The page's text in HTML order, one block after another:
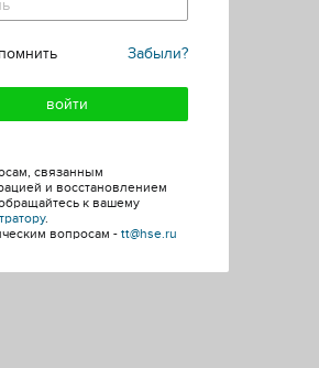
Забыли?
связанным
и восстановлением
к вашему
.
вопросам - tt@hse.ru